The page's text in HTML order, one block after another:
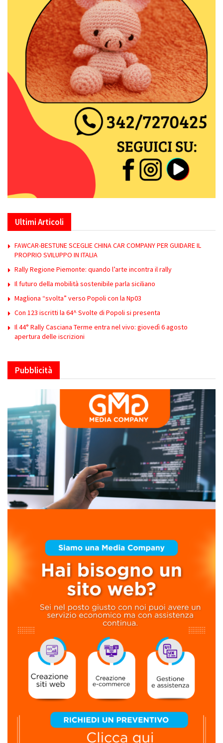
Ultimi Articoli
FAWCAR-BESTUNE SCEGLIE CHINA CAR COMPANY PER GUIDARE IL
PROPRIO SVILUPPO IN ITALIA
Rally Regione Piemonte: quando l’arte incontra il rally
Il futuro della mobilità sostenibile parla siciliano
Magliona “svolta” verso Popoli con la Np03
Con 123 iscritti la 64^ Svolte di Popoli si presenta
Il 44° Rally Casciana Terme entra nel vivo: giovedì 6 agosto
apertura delle iscrizioni
Pubblicità